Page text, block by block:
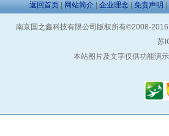
返回首页| 网站简介 | 企业理念 | 免责声明 |
南京国之鑫科技有限公司版权所有©2008-
苏
本站图片及文字仅供功能演